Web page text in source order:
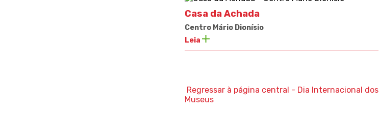
Casa da Achada
Centro Mário Dionísio
Leia
Regressar à página central - Dia Internacional dos
Museus